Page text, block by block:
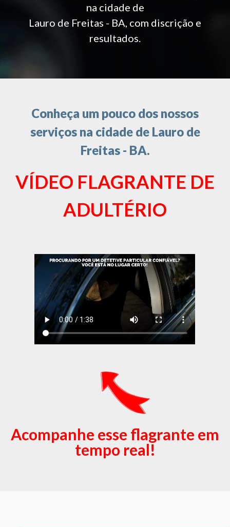
na cidade de
Lauro de Freitas - BA, com discrição e
resultados.
Conheça um pouco dos nossos
serviços na cidade de Lauro de
Freitas - BA.
VÍDEO FLAGRANTE DE
ADULTÉRIO
Acompanhe esse flagrante em
tempo real!